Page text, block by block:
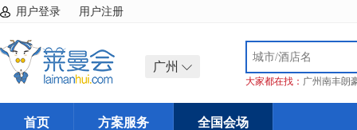
用户登录 用户注册
广州
大家都在找： 广州南丰朗
首页 方案服务 全国会场